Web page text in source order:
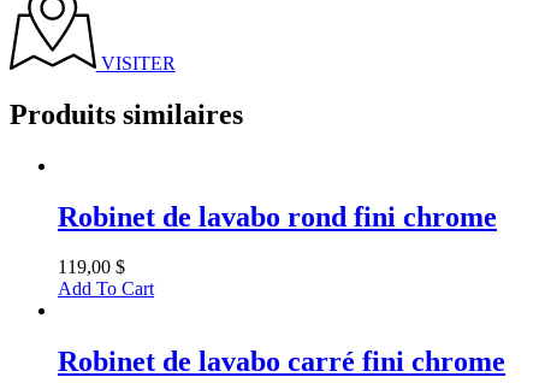
VISITER
Produits similaires
Robinet de lavabo rond fini chrome
119,00 $
Add To Cart
Robinet de lavabo carré fini chrome